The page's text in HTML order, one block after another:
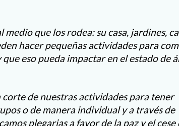
que los rodea: su casa, jardines,
hacer pequeñas actividades para
eso pueda impactar en el estado de
de nuestras actividades para tener
o de manera individual y a través de
plegarias a favor de la paz y el cese